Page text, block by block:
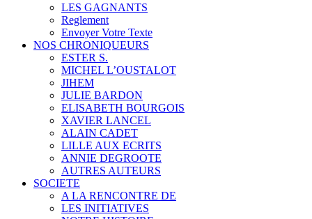
LES GAGNANTS
Reglement
Envoyer Votre Texte
NOS CHRONIQUEURS
ESTER S.
MICHEL L’OUSTALOT
JIHEM
JULIE BARDON
ELISABETH BOURGOIS
XAVIER LANCEL
ALAIN CADET
LILLE AUX ECRITS
ANNIE DEGROOTE
AUTRES AUTEURS
SOCIETE
A LA RENCONTRE DE
LES INITIATIVES